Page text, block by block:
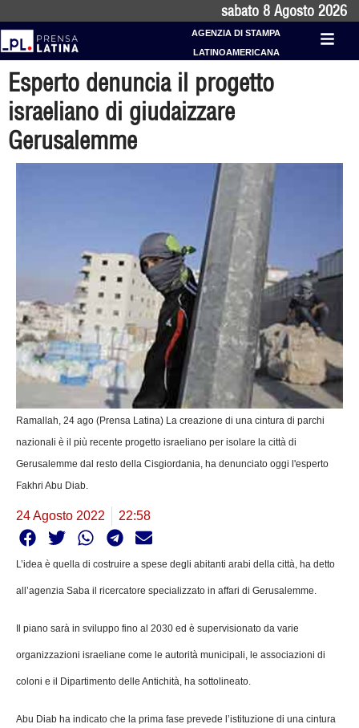
sabato 8 Agosto 2026
AGENZIA DI STAMPA
LATINOAMERICANA
Esperto denuncia il progetto
israeliano di giudaizzare
Gerusalemme
Ramallah, 24 ago (Prensa Latina) La creazione di una cintura di parchi
nazionali è il più recente progetto israeliano per isolare la città di
Gerusalemme dal resto della Cisgiordania, ha denunciato oggi l'esperto
Fakhri Abu Diab.
24 Agosto 2022 22:58
L’idea è quella di costruire a spese degli abitanti arabi della città, ha detto
all’agenzia Saba il ricercatore specializzato in affari di Gerusalemme.
Il piano sarà in sviluppo fino al 2030 ed è supervisionato da varie
organizzazioni israeliane come le autorità municipali, le associazioni di
coloni e il Dipartimento delle Antichità, ha sottolineato.
Abu Diab ha indicato che la prima fase prevede l’istituzione di una cintura